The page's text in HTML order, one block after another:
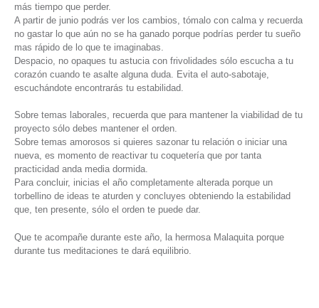
más tiempo que perder.
A partir de junio podrás ver los cambios, tómalo con calma y recuerda
no gastar lo que aún no se ha ganado porque podrías perder tu sueño
mas rápido de lo que te imaginabas.
Despacio, no opaques tu astucia con frivolidades sólo escucha a tu
corazón cuando te asalte alguna duda. Evita el auto-sabotaje,
escuchándote encontrarás tu estabilidad.
Sobre temas laborales, recuerda que para mantener la viabilidad de tu
proyecto sólo debes mantener el orden.
Sobre temas amorosos si quieres sazonar tu relación o iniciar una
nueva, es momento de reactivar tu coquetería que por tanta
practicidad anda media dormida.
Para concluir, inicias el año completamente alterada porque un
torbellino de ideas te aturden y concluyes obteniendo la estabilidad
que, ten presente, sólo el orden te puede dar.
Que te acompañe durante este año, la hermosa Malaquita porque
durante tus meditaciones te dará equilibrio.